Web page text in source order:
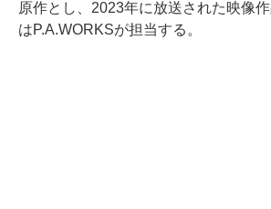
原作とし、2023年に放送された映像
はP.A.WORKSが担当する。